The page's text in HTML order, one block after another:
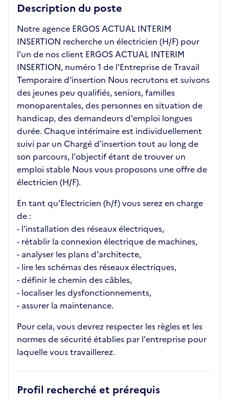
Description du poste
Notre agence ERGOS ACTUAL INTERIM
INSERTION recherche un électricien (H/F) pour
l'un de nos client ERGOS ACTUAL INTERIM
INSERTION, numéro 1 de l'Entreprise de Travail
Temporaire d'insertion Nous recrutons et suivons
des jeunes peu qualifiés, seniors, familles
monoparentales, des personnes en situation de
handicap, des demandeurs d'emploi longues
durée. Chaque intérimaire est individuellement
suivi par un Chargé d'insertion tout au long de
son parcours, l'objectif étant de trouver un
emploi stable Nous vous proposons une offre de
électricien (H/F).
En tant qu'Electricien (h/f) vous serez en charge
de :
- l'installation des réseaux électriques,
- rétablir la connexion électrique de machines,
- analyser les plans d'architecte,
- lire les schémas des réseaux électriques,
- définir le chemin des câbles,
- localiser les dysfonctionnements,
- assurer la maintenance.
Pour cela, vous devrez respecter les règles et les
normes de sécurité établies par l'entreprise pour
laquelle vous travaillerez.
Profil recherché et prérequis